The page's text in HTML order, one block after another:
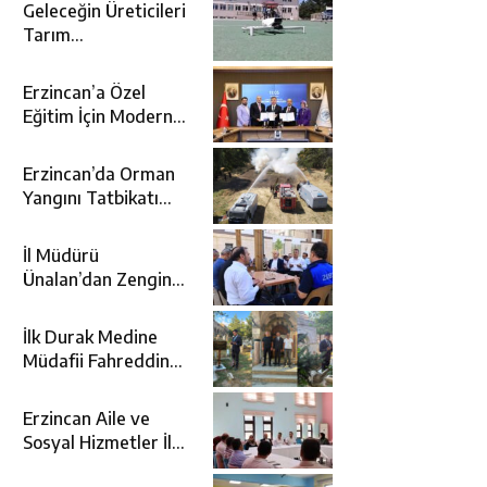
Geleceğin Üreticileri
Tarım
Tanışıyor
Erzincan’a Özel
Eğitim İçin Modern
Eğitim Meslek Okulu
Protokolü İmzalandı
Erzincan’da Orman
Yangını Tatbikatı
İl Müdürü
Ünalan’dan Zengin
Ziyareti
İlk Durak Medine
Müdafii Fahreddin
Kabri
Erzincan Aile ve
Sosyal Hizmetler İl